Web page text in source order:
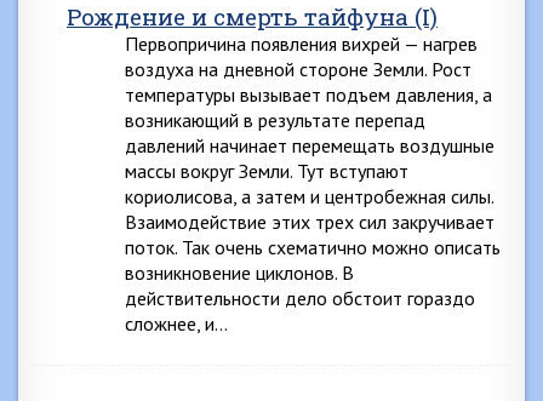
Рождение и смерть тайфуна (I)
Первопричина появления вихрей — нагрев
воздуха на дневной стороне Земли. Рост
температуры вызывает подъем давления, а
возникающий в результате перепад
давлений начинает перемещать воздушные
массы вокруг Земли. Тут вступают
кориолисова, а затем и центробежная силы.
Взаимодействие этих трех сил закручивает
поток. Так очень схематично можно описать
возникновение циклонов. В
действительности дело обстоит гораздо
сложнее, и…